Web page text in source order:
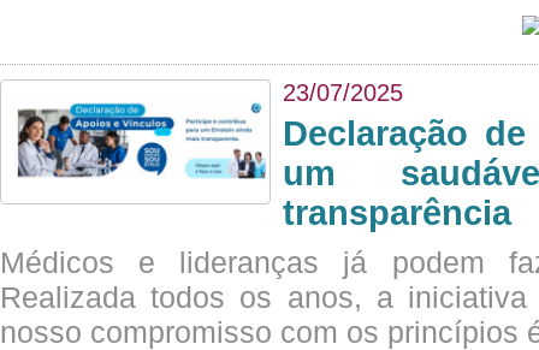
23/07/2025
Declaração
um
transparência
Médicos e lideranças já podem
Realizada todos os anos, a
nosso compromisso com os princípios